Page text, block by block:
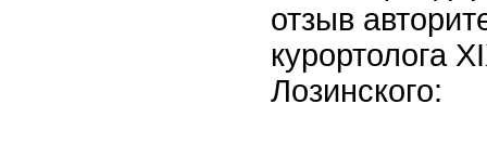
отзыв
курортолога
Лозинского: